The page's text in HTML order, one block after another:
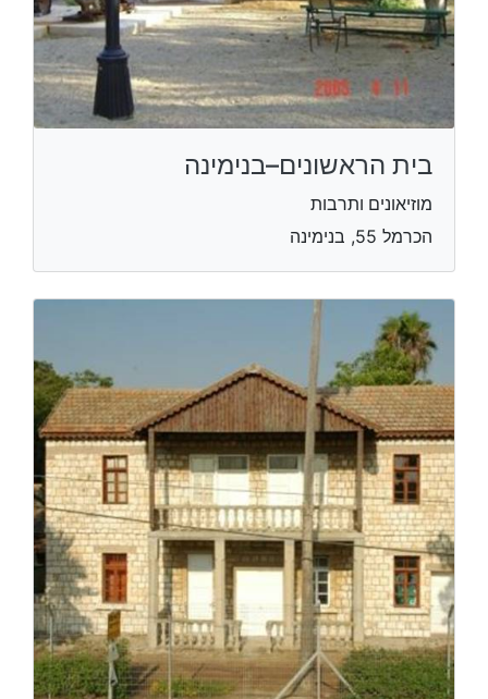
בית הראשונים–בנימינה
מוזיאונים ותרבות
הכרמל 55, בנימינה